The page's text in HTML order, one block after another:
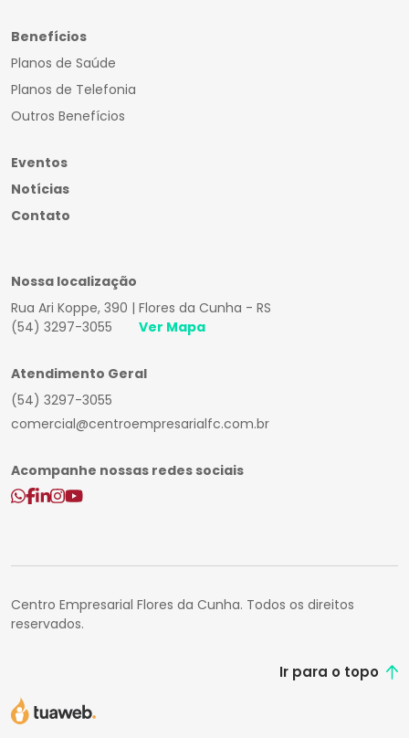
Benefícios
Planos de Saúde
Planos de Telefonia
Outros Benefícios
Eventos
Notícias
Contato
Nossa localização
Rua Ari Koppe, 390 | Flores da Cunha - RS
(54) 3297-3055
Ver Mapa
Atendimento Geral
(54) 3297-3055
comercial@centroempresarialfc.com.br
Acompanhe nossas redes sociais
Centro Empresarial Flores da Cunha. Todos os direitos
reservados.
Ir para o topo